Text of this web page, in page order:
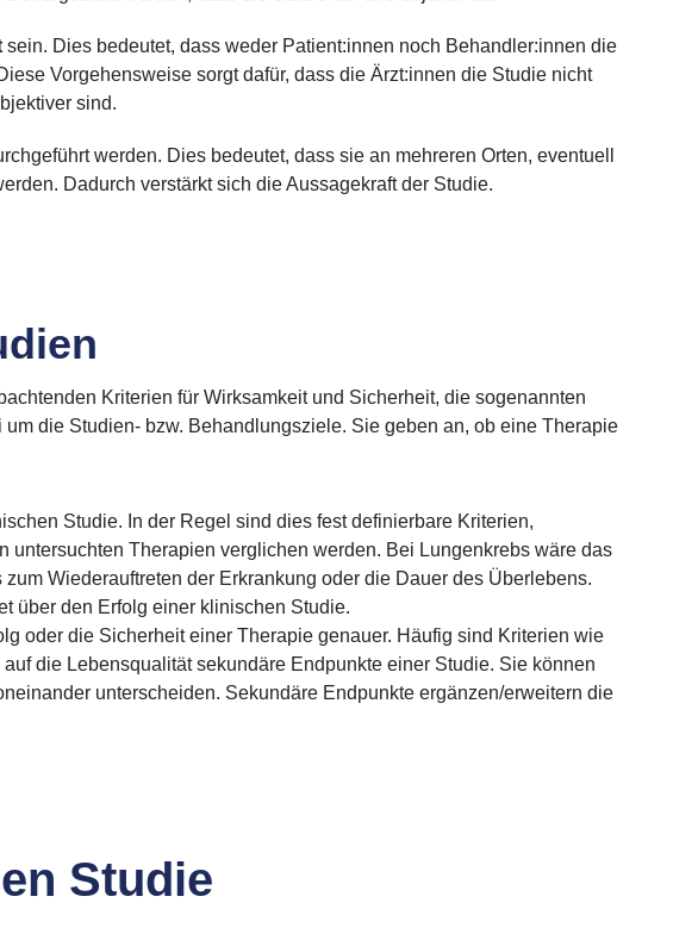
sein. Dies bedeutet, dass weder Patient:innen noch Behandler:innen die
Vorgehensweise sorgt dafür, dass die Ärzt:innen die Studie nicht
sind.
werden. Dies bedeutet, dass sie an mehreren Orten, eventuell
Dadurch verstärkt sich die Aussagekraft der Studie.
Kriterien für Wirksamkeit und Sicherheit, die sogenannten
die Studien- bzw. Behandlungsziele. Sie geben an, ob eine Therapie
Studie. In der Regel sind dies fest definierbare Kriterien,
Therapien verglichen werden. Bei Lungenkrebs wäre das
Wiederauftreten der Erkrankung oder die Dauer des Überlebens.
über den Erfolg einer klinischen Studie.
oder die Sicherheit einer Therapie genauer. Häufig sind Kriterien wie
die Lebensqualität sekundäre Endpunkte einer Studie. Sie können
unterscheiden. Sekundäre Endpunkte ergänzen/erweitern die
Studie